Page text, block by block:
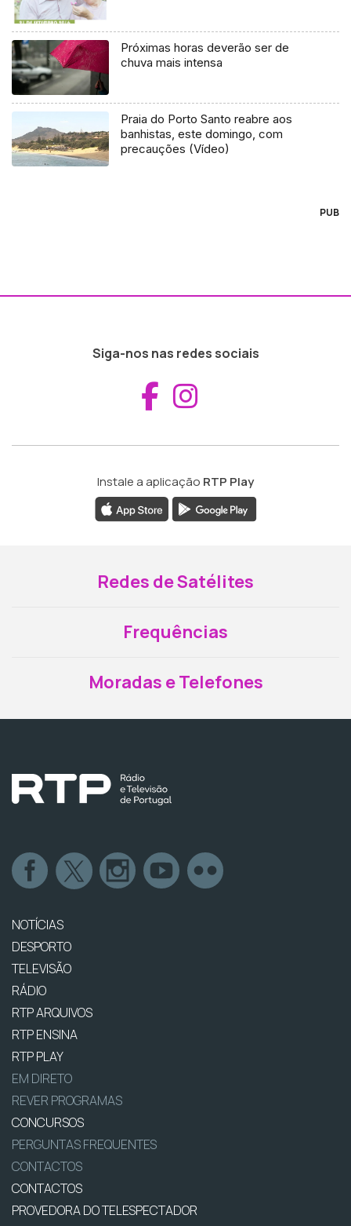
Próximas horas deverão ser de
chuva mais intensa
Praia do Porto Santo reabre aos
banhistas, este domingo, com
precauções (Vídeo)
PUB
Siga-nos nas redes sociais
Aceder ao
Instale a aplicação RTP Play
Redes de Satélites
Frequências
Moradas e Telefones
NOTÍCIAS
DESPORTO
TELEVISÃO
RÁDIO
RTP ARQUIVOS
RTP ENSINA
RTP PLAY
EM DIRETO
REVER PROGRAMAS
CONCURSOS
PERGUNTAS FREQUENTES
CONTACTOS
CONTACTOS
PROVEDORA DO TELESPECTADOR